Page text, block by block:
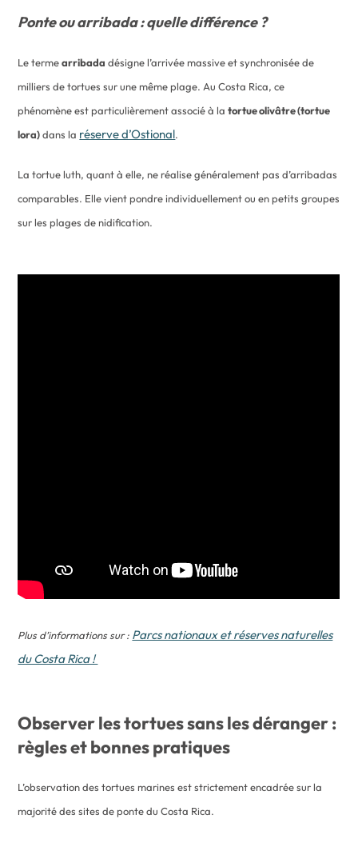
Ponte ou arribada : quelle différence ?
Le termearribada désigne l’arrivée massive et synchronisée de
milliers de tortues sur une même plage. Au Costa Rica, ce
phénomène est particulièrement associé à latortue olivâtre (tortue
lora)dans la réserve d’Ostional.
La tortue luth, quant à elle, ne réalise généralement pas d’arribadas
comparables. Elle vient pondre individuellement ou en petits groupes
sur les plages de nidification.
Plus d’informations sur : Parcs nationaux et réserves naturelles
du Costa Rica !
Observer les tortues sans les déranger :
règles et bonnes pratiques
L’observation des tortues marines est strictement encadrée sur la
majorité des sites de ponte du Costa Rica.